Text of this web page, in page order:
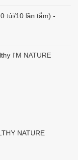
túi/10 lần tắm) -
I'M NATURE
NATURE